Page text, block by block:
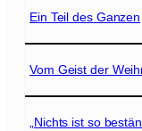
Ein Teil des Ganzen
Vom Geist der
„Nichts ist so